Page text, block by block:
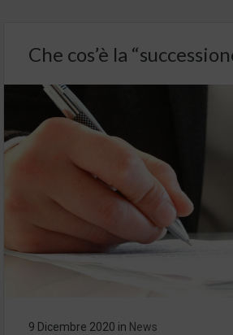
Che cos’è la
9 Dicembre 2020 in News